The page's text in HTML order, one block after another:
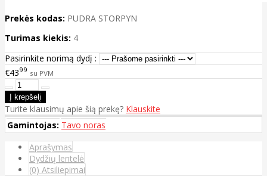
Prekės kodas: PUDRA STORPYN
Turimas kiekis: 4
Pasirinkite norimą dydį :
€4399 su PVM
Turite klausimų apie šią prekę? Klauskite
Gamintojas: Tavo noras
Aprašymas
Dydžių lentelė
(0) Atsiliepimai